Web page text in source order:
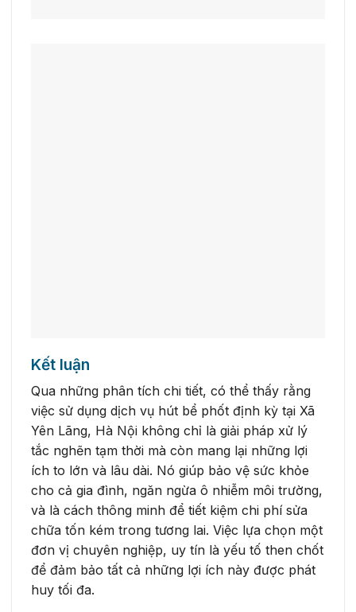
Kết luận
Qua những phân tích chi tiết, có thể thấy rằng
việc sử dụng dịch vụ hút bể phốt định kỳ tại Xã
Yên Lãng, Hà Nội không chỉ là giải pháp xử lý
tắc nghẽn tạm thời mà còn mang lại những lợi
ích to lớn và lâu dài. Nó giúp bảo vệ sức khỏe
cho cả gia đình, ngăn ngừa ô nhiễm môi trường,
và là cách thông minh để tiết kiệm chi phí sửa
chữa tốn kém trong tương lai. Việc lựa chọn một
đơn vị chuyên nghiệp, uy tín là yếu tố then chốt
để đảm bảo tất cả những lợi ích này được phát
huy tối đa.